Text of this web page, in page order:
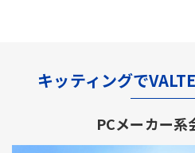
キッティングで
PCメーカー系